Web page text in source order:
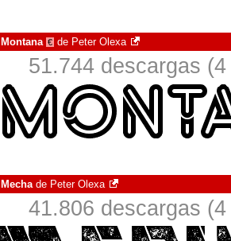
Montana € de Peter Olexa
51.744 descargas
Mechade Peter Olexa
41.806 descargas